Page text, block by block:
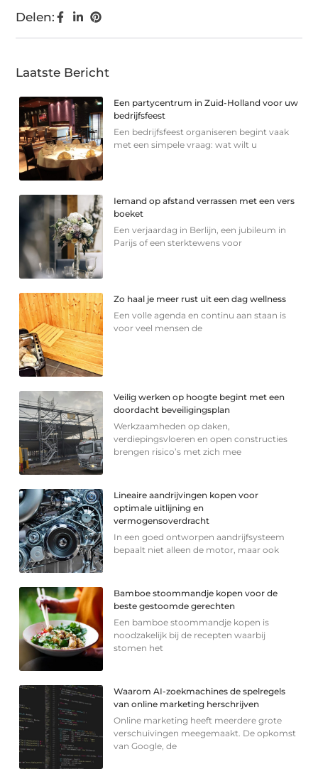
Delen:
Laatste Bericht
Een partycentrum in Zuid-Holland voor uw
bedrijfsfeest
Een bedrijfsfeest organiseren begint vaak
met een simpele vraag: wat wilt u
Iemand op afstand verrassen met een vers
boeket
Een verjaardag in Berlijn, een jubileum in
Parijs of een sterkte­wens voor
Zo haal je meer rust uit een dag wellness
Een volle agenda en continu aan staan is
voor veel mensen de
Veilig werken op hoogte begint met een
doordacht beveiligingsplan
Werkzaamheden op daken,
verdiepingsvloeren en open constructies
brengen risico’s met zich mee
Lineaire aandrijvingen kopen voor
optimale uitlijning en
vermogensoverdracht
In een goed ontworpen aandrijfsysteem
bepaalt niet alleen de motor, maar ook
Bamboe stoommandje kopen voor de
beste gestoomde gerechten
Een bamboe stoommandje kopen is
noodzakelijk bij de recepten waarbij
stomen het
Waarom AI-zoekmachines de spelregels
van online marketing herschrijven
Online marketing heeft meerdere grote
verschuivingen meegemaakt. De opkomst
van Google, de